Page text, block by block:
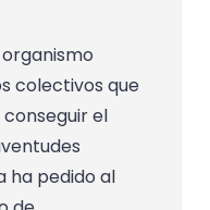
colectivos que
el
ha pedido al